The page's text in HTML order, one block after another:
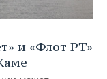
и «Флот РТ»